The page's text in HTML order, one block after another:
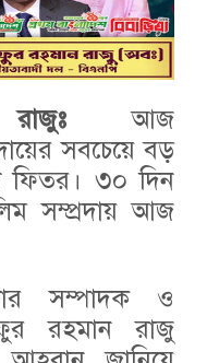
আজ
সবচেয়ে বড়
ফিতর। ৩০ দিন
সম্প্রদায় আজ
সম্পাদক ও
রহমান রাজু